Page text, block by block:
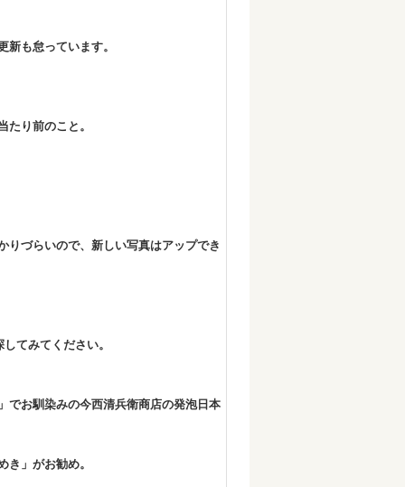
も怠っています。
たり前のこと。
づらいので、新しい写真はアップでき
てみてください。
でお馴染みの今西清兵衛商店の発泡日本
き」がお勧め。